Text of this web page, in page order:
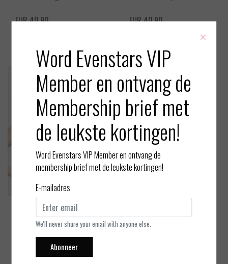
EUR 40,90
EUR 40,90
Marie Jo
Heleen - Heart Shape BH
×
Word Evenstars VIP
Member en ontvang de
Membership brief met
de leukste kortingen!
Word Evenstars VIP Member en ontvang de
membership brief met de leukste kortingen!
E-mailadres
We'll never share your email with anyone else.
Abonneer